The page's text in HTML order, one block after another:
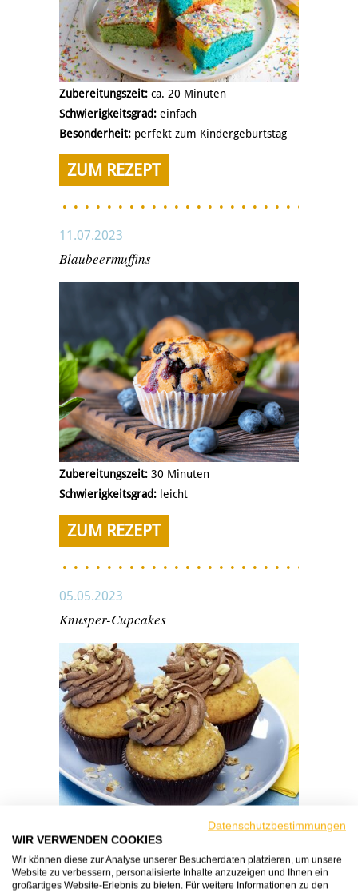
Zubereitungszeit: ca. 20 Minuten
Schwierigkeitsgrad: einfach
Besonderheit: perfekt zum Kindergeburtstag
ZUM REZEPT
11.07.2023
Blaubeermuffins
Zubereitungszeit: 30 Minuten
Schwierigkeitsgrad: leicht
ZUM REZEPT
05.05.2023
Knusper-Cupcakes
Zubereitungszeit:40 Minuten
Schwierigkeitsgrad:einfach
Datenschutzbestimmungen
WIR VERWENDEN COOKIES
Wir können diese zur Analyse unserer Besucherdaten platzieren, um unsere
Website zu verbessern, personalisierte Inhalte anzuzeigen und Ihnen ein
großartiges Website-Erlebnis zu bieten. Für weitere Informationen zu den